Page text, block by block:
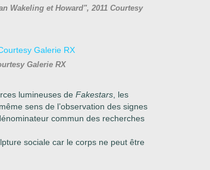
Wakeling et Howard", 2011 Courtesy
Galerie RX
lumineuses de Fakestars , les
sens de l’observation des signes
commun des recherches
sociale car le corps ne peut être